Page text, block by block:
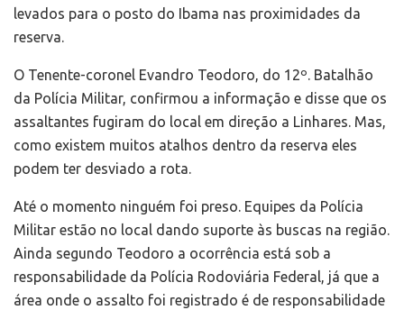
levados para o posto do Ibama nas proximidades da
reserva.
O Tenente-coronel Evandro Teodoro, do 12º. Batalhão
da Polícia Militar, confirmou a informação e disse que os
assaltantes fugiram do local em direção a Linhares. Mas,
como existem muitos atalhos dentro da reserva eles
podem ter desviado a rota.
Até o momento ninguém foi preso. Equipes da Polícia
Militar estão no local dando suporte às buscas na região.
Ainda segundo Teodoro a ocorrência está sob a
responsabilidade da Polícia Rodoviária Federal, já que a
área onde o assalto foi registrado é de responsabilidade